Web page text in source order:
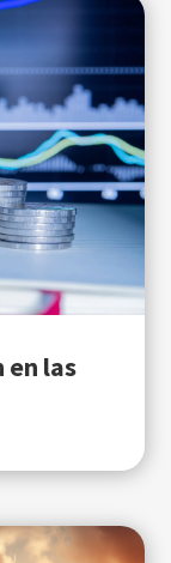
en las